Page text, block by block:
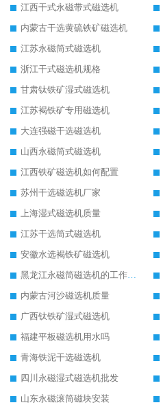
江西干式永磁带式磁选机
内蒙古干选黄硫铁矿磁选机
江苏永磁筒式磁选机
浙江干式磁选机规格
甘肃钛铁矿湿式磁选机
江苏褐铁矿专用磁选机
大连强磁干选磁选机
山西永磁筒式磁选机
江西铁矿磁选机如何配置
苏州干选磁选机厂家
上海湿式磁选机质量
江苏干选筒式磁选机
安徽水选褐铁矿磁选机
黑龙江永磁筒磁选机的工作原理
内蒙古河沙磁选机质量
广西钛铁矿湿式磁选机
福建平板磁选机用水吗
青海铁泥干选磁选机
四川永磁湿式磁选机批发
山东永磁滚筒磁块安装